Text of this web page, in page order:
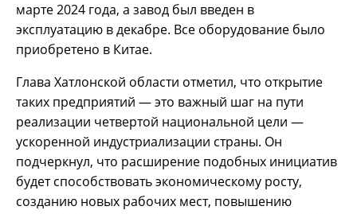
марте 2024 года, а завод был введен в
эксплуатацию в декабре. Все оборудование было
приобретено в Китае.
Глава Хатлонской области отметил, что открытие
таких предприятий — это важный шаг на пути
реализации четвертой национальной цели —
ускоренной индустриализации страны. Он
подчеркнул, что расширение подобных инициатив
будет способствовать экономическому росту,
созданию новых рабочих мест, повышению